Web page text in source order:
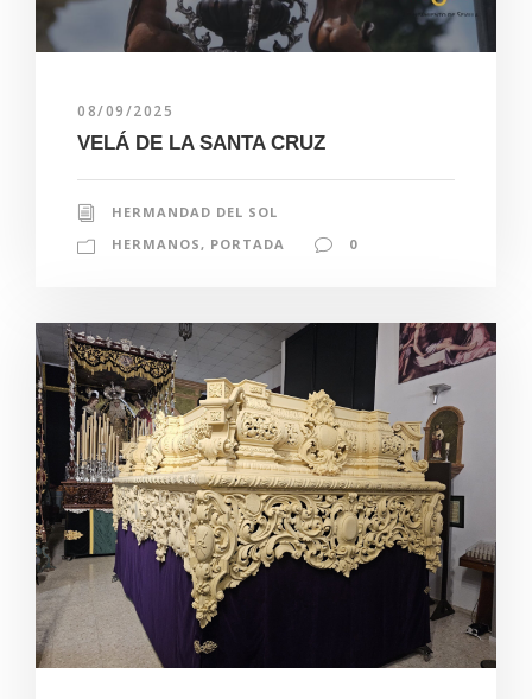
08/09/2025
VELÁ DE LA SANTA CRUZ
HERMANDAD DEL SOL
HERMANOS , PORTADA 0